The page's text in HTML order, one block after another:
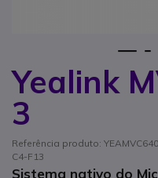
Yealink
3
Referência produto:
C4-F13
Sistema nativo do
Saltar para o início da